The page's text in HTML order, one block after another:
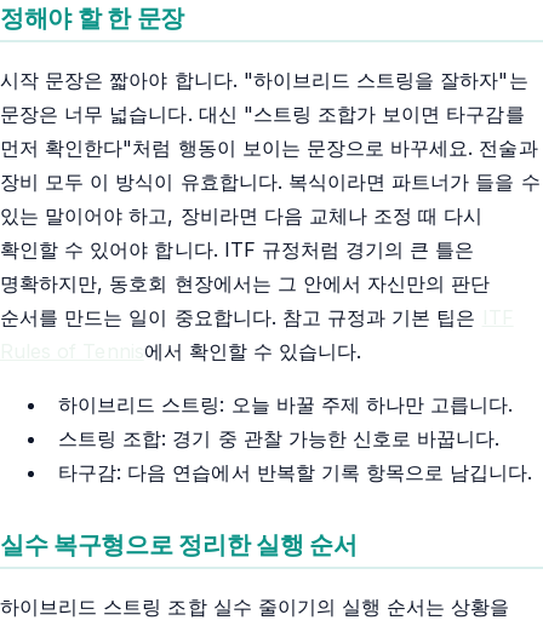
정해야 할 한 문장
시작 문장은 짧아야 합니다. "하이브리드 스트링을 잘하자"는
문장은 너무 넓습니다. 대신 "스트링 조합가 보이면 타구감를
먼저 확인한다"처럼 행동이 보이는 문장으로 바꾸세요. 전술과
장비 모두 이 방식이 유효합니다. 복식이라면 파트너가 들을 수
있는 말이어야 하고, 장비라면 다음 교체나 조정 때 다시
확인할 수 있어야 합니다. ITF 규정처럼 경기의 큰 틀은
명확하지만, 동호회 현장에서는 그 안에서 자신만의 판단
순서를 만드는 일이 중요합니다. 참고 규정과 기본 팁은
에서 확인할 수 있습니다.
하이브리드 스트링: 오늘 바꿀 주제 하나만 고릅니다.
스트링 조합: 경기 중 관찰 가능한 신호로 바꿉니다.
타구감: 다음 연습에서 반복할 기록 항목으로 남깁니다.
실수 복구형으로 정리한 실행 순서
하이브리드 스트링 조합 실수 줄이기의 실행 순서는 상황을